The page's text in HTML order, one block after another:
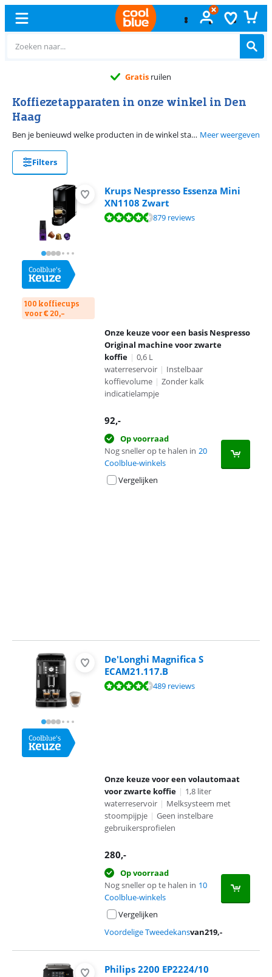
Gratis ruilen
Koffiezetapparaten in onze winkel in Den
Haag
Ben je benieuwd welke producten in de winkel staan? In onze winkel in Den Haag hebben we meer dan 1.000 producten die je kan beluisteren, proeven, zien en bewonderen. Op deze pagina vind je alle koffiezetapparaten die je kan testen in Den Haag. Meer weergeven
Filters
100 koffiecups
voor € 20,-
Krups Nespresso Essenza Mini
XN1108 Zwart
Beoordeling is 9,0 van de 10, gebaseerd op 879 reviews.
879 reviews
Onze keuze voor een basis Nespresso
Original machine voor zwarte
koffie | 0,6 L
waterreservoir | Instelbaar
koffievolume | Zonder kalk
indicatielampje
92,-
Op voorraad
Nog sneller op te halen in 20
Coolblue-winkels
Vergelijken
De'Longhi Magnifica S
ECAM21.117.B
Beoordeling is 8,5 van de 10, gebaseerd op 489 reviews.
489 reviews
Onze keuze voor een volautomaat
voor zwarte koffie | 1,8 liter
waterreservoir | Melksysteem met
stoompijpje | Geen instelbare
gebruikersprofielen
280,-
Op voorraad
Nog sneller op te halen in 10
Coolblue-winkels
Vergelijken
Voordelige Tweedekansvan219,-
Philips 2200 EP2224/10